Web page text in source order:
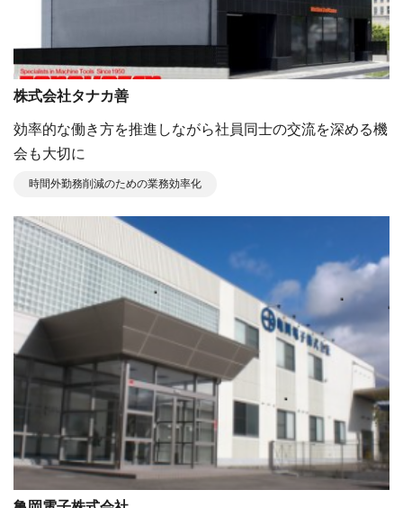
株式会社タナカ善
効率的な働き方を推進しながら社員同士の交流を深める機
会も大切に
時間外勤務削減のための業務効率化